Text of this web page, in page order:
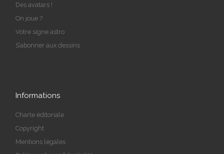
Des avatars !
On joue ?
Votre signe astro
S’abonner aux dessins
Informations
Charte éditoriale
Copyright
Mentions légales